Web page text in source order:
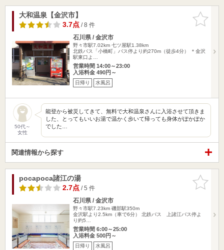
お気に入
りに追加
大和温泉【金沢市】
3.7点/ 8 件
石川県 / 金沢市
野々市駅7.02km 七ツ屋駅1.38km
北鉄バス「小橋町」バス停より約270m（徒歩4分） ＊金沢
駅東口よ…
営業時間 14:00～23:00
入浴料金 490円～
日帰り 水風呂
50代～
女性
能登から被災してきて、無料で大和温泉さんに入浴させて頂きま
した、とってもいいお湯で温かく歩いて帰っても身体がぽかぽか
でした…
関連情報から探す
お気に入
りに追加
pocapoca諸江の湯
2.7点/ 5 件
石川県 / 金沢市
野々市駅7.23km 磯部駅350m
金沢駅より2.5km（車で6分） 北鉄バス 上諸江バス停よ
り約5…
営業時間 6:00～25:00
入浴料金 500円～
日帰り 水風呂